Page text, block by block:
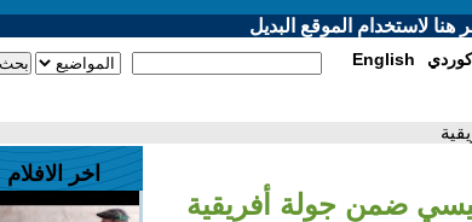
لاستخدام الموقع البديل
English كوردي
ضمن جولة أفريقية
اخر الافلام